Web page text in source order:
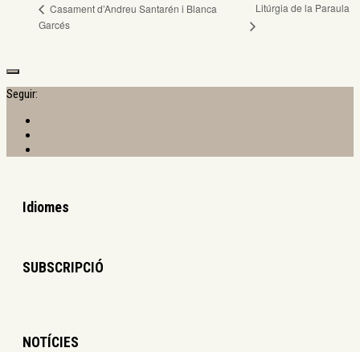
Casament d’Andreu Santarén i Blanca
Garcés
Litúrgia de la Paraula
Seguir:
Idiomes
SUBSCRIPCIÓ
NOTÍCIES